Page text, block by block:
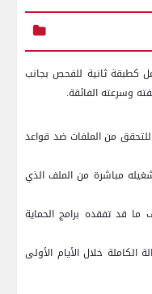
كطبقة ثانية للفحص بجانب
وسرعته الفائقة.
من الملفات ضد قواعد
مباشرة من الملف الذي
قد تفقده برامج الحماية
الكاملة خلال الأيام الأولى